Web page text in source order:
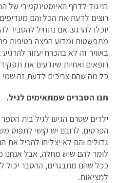
בניגוד לדחף האינסטינקטיבי של
רוצים לדעת את הכל והם
יוכלו להרגע. אם נתחיל להסביר
מתפשטות ומדוע הפצה בטיפות
באוויר זה לא בהכרח יעזור
רופאים ואחיות שיודעים את
כל מה שהם צריכים לדעת זה שמי
תנו הסברים שמתאימים לגיל.
ילדים שטרם הגיעו לגיל בית
הפרטים. לרובם יש קושי לתפוס
גדולים והם לא יצליחו להכיל את
לומר להם שיש מחלה, אבל אנחנו
ככל שהם מתבגרים, ההסבר יכול
למציאות.